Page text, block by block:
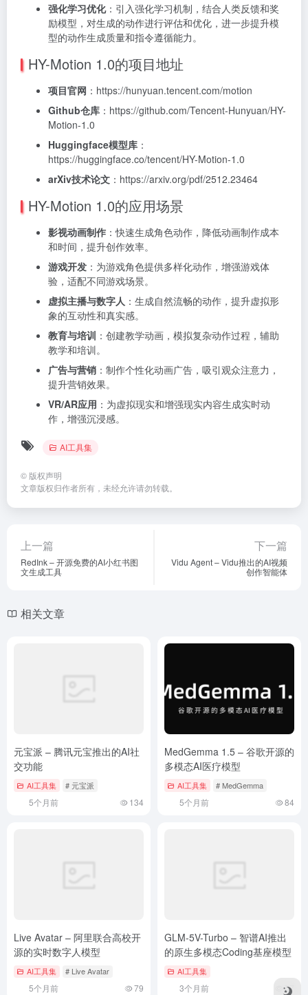
强化学习优化：引入强化学习机制，结合人类反馈和奖
励模型，对生成的动作进行评估和优化，进一步提升模
型的动作生成质量和指令遵循能力。
HY-Motion 1.0的项目地址
项目官网 ：https://hunyuan.tencent.com/motion
Github仓库 ：https://github.com/Tencent-Hunyuan/HY-
Motion-1.0
Huggingface模型库 ：
https://huggingface.co/tencent/HY-Motion-1.0
arXiv技术论文 ：https://arxiv.org/pdf/2512.23464
HY-Motion 1.0的应用场景
影视动画制作 ：快速生成角色动作，降低动画制作成本
和时间，提升创作效率。
游戏开发 ：为游戏角色提供多样化动作，增强游戏体
验，适配不同游戏场景。
虚拟主播与数字人 ：生成自然流畅的动作，提升虚拟形
象的互动性和真实感。
教育与培训 ：创建教学动画，模拟复杂动作过程，辅助
教学和培训。
广告与营销 ：制作个性化动画广告，吸引观众注意力，
提升营销效果。
VR/AR应用 ：为虚拟现实和增强现实内容生成实时动
作，增强沉浸感。
AI工具集
© 版权声明
文章版权归作者所有，未经允许请勿转载。
上一篇
RedInk – 开源免费的AI小红书图
文生成工具
下一篇
Vidu Agent – Vidu推出的AI视频
创作智能体
相关文章
元宝派 – 腾讯元宝推出的AI社
交功能
AI工具集 # 元宝派
5个月前 134
MedGemma 1.5 – 谷歌开源的
多模态AI医疗模型
AI工具集 # MedGemma
5个月前 84
Live Avatar – 阿里联合高校开
源的实时数字人模型
AI工具集 # Live Avatar
5个月前 79
GLM-5V-Turbo – 智谱AI推出
的原生多模态Coding基座模型
AI工具集
3个月前 77